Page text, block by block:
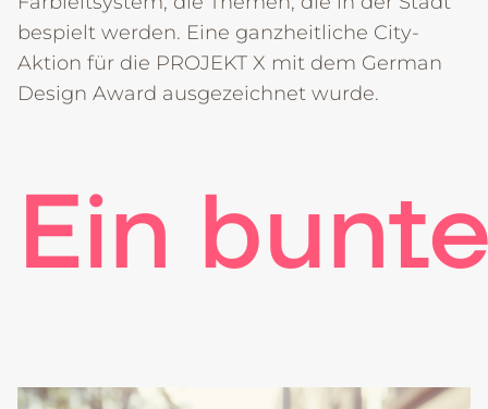
bespielt werden. Eine ganzheitliche City-
Aktion für die PROJEKT X mit dem German
Design Award ausgezeichnet wurde.
Ein